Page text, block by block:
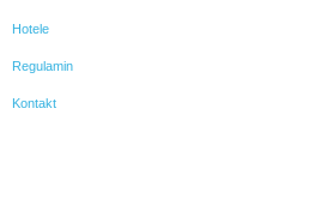
Hotele
Regulamin
Kontakt